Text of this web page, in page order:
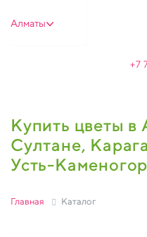
Алматы
+7
Купить цветы
Султане,
Усть-
Главная Каталог